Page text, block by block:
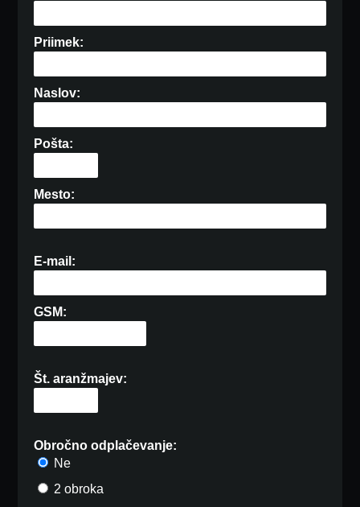
Priimek:
Naslov:
Pošta:
Mesto:
E-mail:
GSM:
Št. aranžmajev:
Obročno odplačevanje:
Ne
2 obroka